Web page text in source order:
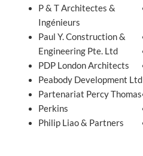
P & T Architectes &
Ingénieurs
Paul Y. Construction &
Engineering Pte. Ltd
PDP London Architects
Peabody Development Ltd
Partenariat Percy Thomas
Perkins
Philip Liao & Partners